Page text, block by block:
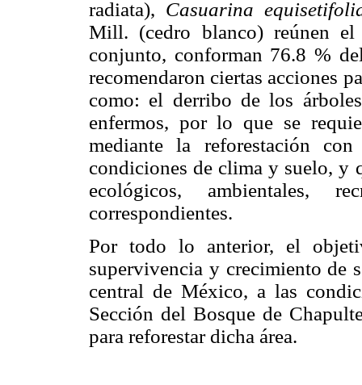
radiata), Casuarina
Mill. (cedro blanco) reúnen
conjunto, conforman 76.8 %
recomendaron ciertas acciones
como: el derribo de los
enfermos, por lo que se
mediante la reforestación
condiciones de clima y suelo, y
ecológicos, ambientales,
correspondientes.
Por todo lo anterior, el
supervivencia y crecimiento de
central de México, a las
Sección del Bosque de
para reforestar dicha área.